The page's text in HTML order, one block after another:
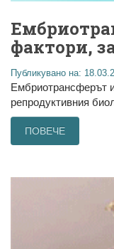
фактори,
Публикувано на:
Ембриотрансферът
репродуктивния
ПОВЕЧЕ